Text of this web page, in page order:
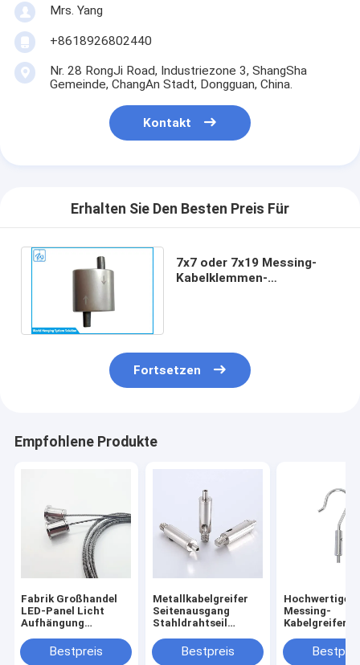
Mrs. Yang
+8618926802440
Nr. 28 RongJi Road, Industriezone 3, ShangSha
Gemeinde, ChangAn Stadt, Dongguan, China.
Kontakt
Erhalten Sie Den Besten Preis Für
7x7 oder 7x19 Messing-
Kabelklemmen-
Fortsetzen
Empfohlene Produkte
Fabrik Großhandel
LED-Panel Licht
Aufhängung
Draht hängend
schnell einstellbarer
Bestpreis
Metallkabelgreifer
Seitenausgang
Stahldrahtseil
Beleuchtung
Hängesystem
Bestpreis
Hochwertiger
Messing-
Kabelgreifer,
Beschlag,